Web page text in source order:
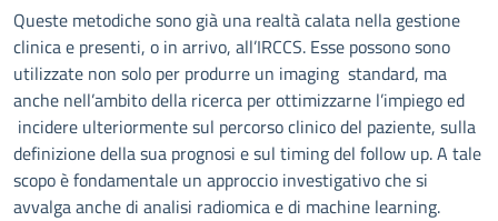
Queste metodiche sono già una realtà calata nella gestione
clinica e presenti, o in arrivo, all’IRCCS. Esse possono sono
utilizzate non solo per produrre un imaging standard, ma
anche nell’ambito della ricerca per ottimizzarne l’impiego ed
incidere ulteriormente sul percorso clinico del paziente, sulla
definizione della sua prognosi e sul timing del follow up. A tale
scopo è fondamentale un approccio investigativo che si
avvalga anche di analisi radiomica e di machine learning.